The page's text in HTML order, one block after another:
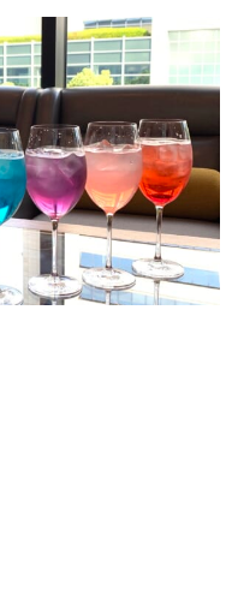
業史
ける主要なトピック・タイト
のインタビューや識者による
一望できる決定版！
リエイターの青春〜
で知られるマンガ家・田中圭
ートマンガです。
ゲームの魅力を画面や操作の
いく、硬派で骨太な評論連載